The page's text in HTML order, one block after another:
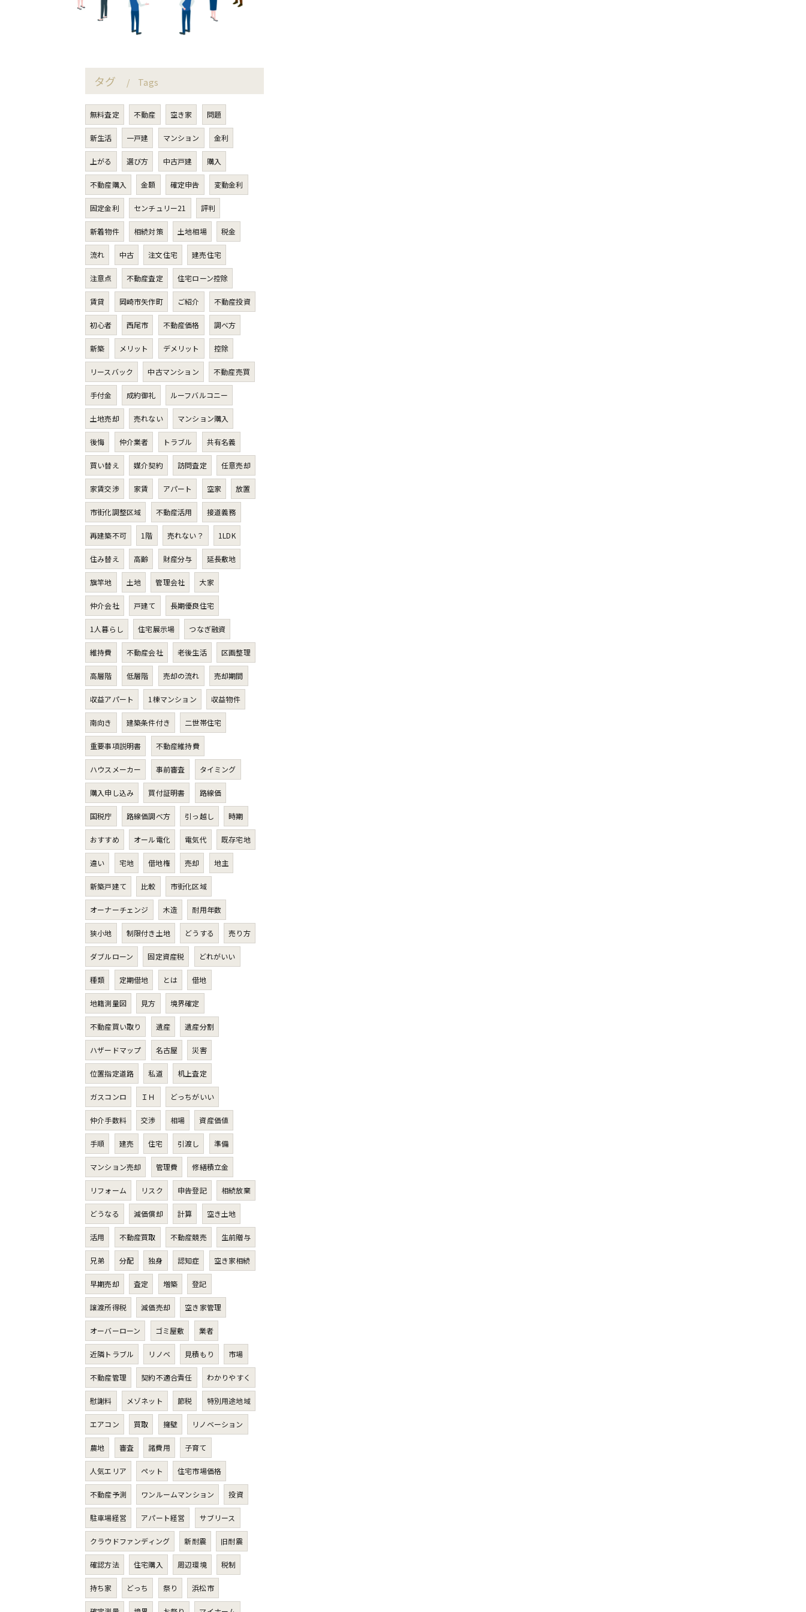
タグ Tags
無料査定 不動産 空き家 問題
新生活 一戸建 マンション 金利
上がる 選び方 中古戸建 購入
不動産購入 金額 確定申告 変動金利
固定金利 センチュリー21 評判
新着物件 相続対策 土地相場 税金
流れ 中古 注文住宅 建売住宅
注意点 不動産査定 住宅ローン控除
賃貸 岡崎市矢作町 ご紹介 不動産投資
初心者 西尾市 不動産価格 調べ方
新築 メリット デメリット 控除
リースバック 中古マンション 不動産売買
手付金 成約御礼 ルーフバルコニー
土地売却 売れない マンション購入
後悔 仲介業者 トラブル 共有名義
買い替え 媒介契約 訪問査定 任意売却
家賃交渉 家賃 アパート 空家 放置
市街化調整区域 不動産活用 接道義務
再建築不可 1階 売れない？ 1LDK
住み替え 高齢 財産分与 延長敷地
旗竿地 土地 管理会社 大家
仲介会社 戸建て 長期優良住宅
1人暮らし 住宅展示場 つなぎ融資
維持費 不動産会社 老後生活 区画整理
高層階 低層階 売却の流れ 売却期間
収益アパート 1棟マンション 収益物件
南向き 建築条件付き 二世帯住宅
重要事項説明書 不動産維持費
ハウスメーカー 事前審査 タイミング
購入申し込み 買付証明書 路線価
国税庁 路線価調べ方 引っ越し 時期
おすすめ オール電化 電気代 既存宅地
違い 宅地 借地権 売却 地主
新築戸建て 比較 市街化区域
オーナーチェンジ 木造 耐用年数
狭小地 制限付き土地 どうする 売り方
ダブルローン 固定資産税 どれがいい
種類 定期借地 とは 借地
地籍測量図 見方 境界確定
不動産買い取り 遺産 遺産分割
ハザードマップ 名古屋 災害
位置指定道路 私道 机上査定
ガスコンロ ＩＨ どっちがいい
仲介手数料 交渉 相場 資産価値
手順 建売 住宅 引渡し 準備
マンション売却 管理費 修繕積立金
リフォーム リスク 申告登記 相続放棄
どうなる 減価償却 計算 空き土地
活用 不動産買取 不動産競売 生前贈与
兄弟 分配 独身 認知症 空き家相続
早期売却 査定 増築 登記
譲渡所得税 減価売却 空き家管理
オーバーローン ゴミ屋敷 業者
近隣トラブル リノベ 見積もり 市場
不動産管理 契約不適合責任 わかりやすく
慰謝料 メゾネット 節税 特別用途地域
エアコン 買取 擁壁 リノベーション
農地 審査 諸費用 子育て
人気エリア ペット 住宅市場価格
不動産予測 ワンルームマンション 投資
駐車場経営 アパート経営 サブリース
クラウドファンディング 新耐震 旧耐震
確認方法 住宅購入 周辺環境 税制
持ち家 どっち 祭り 浜松市